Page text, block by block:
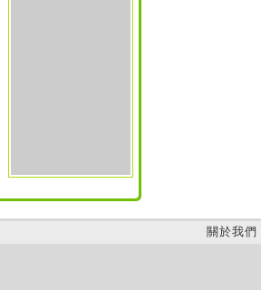
關於我們